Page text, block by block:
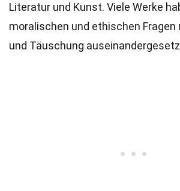
Literatur und Kunst. Viele Werke
moralischen und ethischen Fragen
und Täuschung